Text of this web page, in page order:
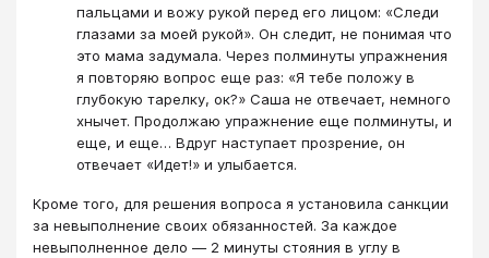
пальцами и вожу рукой перед его лицом: «Следи
глазами за моей рукой». Он следит, не понимая что
это мама задумала. Через полминуты упражнения
я повторяю вопрос еще раз: «Я тебе положу в
глубокую тарелку, ок?» Саша не отвечает, немного
хнычет. Продолжаю упражнение еще полминуты, и
еще, и еще… Вдруг наступает прозрение, он
отвечает «Идет!» и улыбается.
Кроме того, для решения вопроса я установила санкции
за невыполнение своих обязанностей. За каждое
невыполненное дело ― 2 минуты стояния в углу в